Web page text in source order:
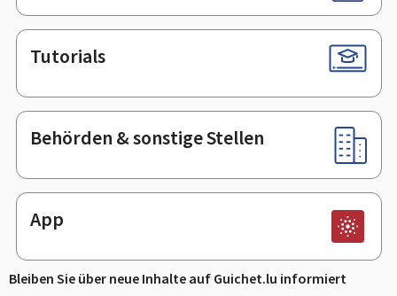
Tutorials
Behörden & sonstige Stellen
App
Bleiben Sie über neue Inhalte auf Guichet.lu informiert